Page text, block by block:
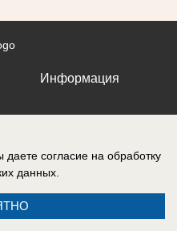
Информация
согласие на обработку
данных.